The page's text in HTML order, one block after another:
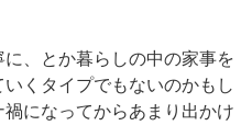
、とか暮らしの中の家事を
くタイプでもないのかもし
になってからあまり出かけ